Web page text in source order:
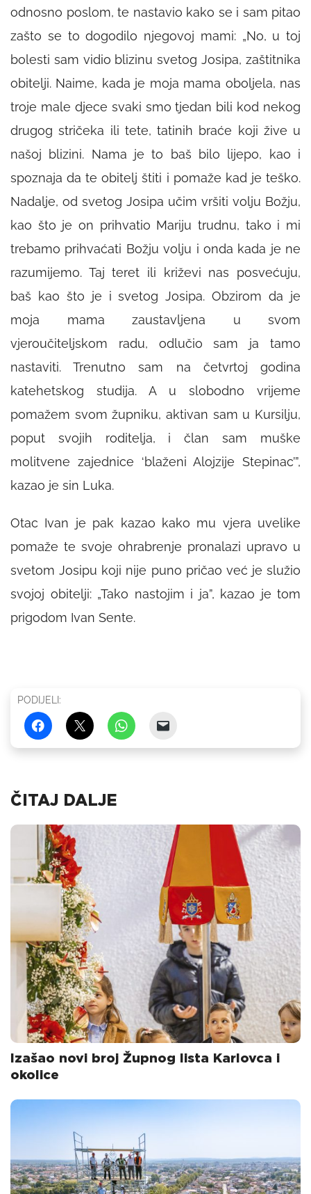
odnosno poslom, te nastavio kako se i sam pitao
zašto se to dogodilo njegovoj mami: „No, u toj
bolesti sam vidio blizinu svetog Josipa, zaštitnika
obitelji. Naime, kada je moja mama oboljela, nas
troje male djece svaki smo tjedan bili kod nekog
drugog stričeka ili tete, tatinih braće koji žive u
našoj blizini. Nama je to baš bilo lijepo, kao i
spoznaja da te obitelj štiti i pomaže kad je teško.
Nadalje, od svetog Josipa učim vršiti volju Božju,
kao što je on prihvatio Mariju trudnu, tako i mi
trebamo prihvaćati Božju volju i onda kada je ne
razumijemo. Taj teret ili križevi nas posvećuju,
baš kao što je i svetog Josipa. Obzirom da je
moja mama zaustavljena u svom
vjeroučiteljskom radu, odlučio sam ja tamo
nastaviti. Trenutno sam na četvrtoj godina
katehetskog studija. A u slobodno vrijeme
pomažem svom župniku, aktivan sam u Kursilju,
poput svojih roditelja, i član sam muške
molitvene zajednice ‘blaženi Alojzije Stepinac’”,
kazao je sin Luka.
Otac Ivan je pak kazao kako mu vjera uvelike
pomaže te svoje ohrabrenje pronalazi upravo u
svetom Josipu koji nije puno pričao već je služio
svojoj obitelji: „Tako nastojim i ja”, kazao je tom
prigodom Ivan Sente.
PODIJELI:
ČITAJ DALJE
Izašao novi broj Župnog lista Karlovca i
okolice